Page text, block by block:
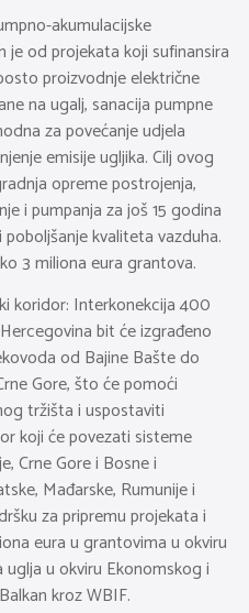
akumulacijske
je od projekata koji sufinansira
proizvodnje električne
na ugalj, sanacija pumpne
za povećanje udjela
emisije ugljika. Cilj ovog
opreme postrojenja,
i pumpanja za još 15 godina
kvaliteta vazduha.
3 miliona eura grantova.
koridor: Interkonekcija 400
bit će izgrađeno
od Bajine Bašte do
Gore, što će pomoći
tržišta i uspostaviti
koji će povezati sisteme
Crne Gore i Bosne i
Mađarske, Rumunije i
za pripremu projekata i
eura u grantovima u okviru
u okviru Ekonomskog i
kroz WBIF.